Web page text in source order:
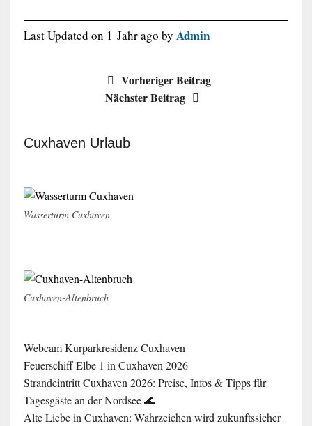
Last Updated on 1 Jahr ago by Admin
Vorheriger Beitrag
Nächster Beitrag
Cuxhaven Urlaub
Wasserturm Cuxhaven
Cuxhaven-Altenbruch
Webcam Kurparkresidenz Cuxhaven
Feuerschiff Elbe 1 in Cuxhaven 2026
Strandeintritt Cuxhaven 2026: Preise, Infos & Tipps für
Tagesgäste an der Nordsee 🌊
Alte Liebe in Cuxhaven: Wahrzeichen wird zukunftssicher